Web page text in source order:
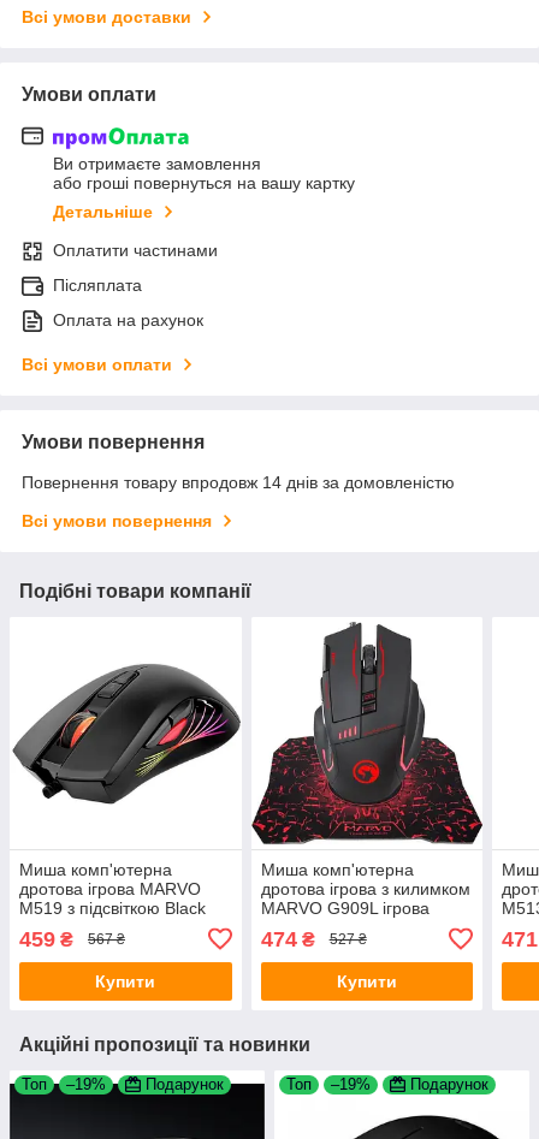
Всі умови доставки
Умови оплати
Ви отримаєте замовлення
або гроші повернуться на вашу картку
Детальніше
Оплатити частинами
Післяплата
Оплата на рахунок
Всі умови оплати
Умови повернення
Повернення товару впродовж 14 днів за домовленістю
Всі умови повернення
Подібні товари компанії
Миша комп'ютерна
дротова ігрова MARVO
M519 з підсвіткою Black
459 ₴ 567 ₴
Купити
Миша комп'ютерна
дротова ігрова з килимком
MARVO G909L ігрова
поверхня G1 з підсвіткою
Black
474₴ 527 ₴
Купити
471
Акційні пропозиції та новинки
Топ –19% Подарунок Топ –19% Подарунок